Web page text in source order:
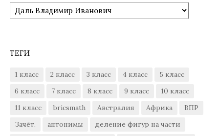
Рубрики
ТЕГИ
1 класс 2 класс 3 класс 4 класс
5 класс
6 класс
7 класс 8 класс 9 класс
10 класс
11 класс
bricsmath Австралия Африка
ВПР
Зачёт.
антонимы
деление фигур на части